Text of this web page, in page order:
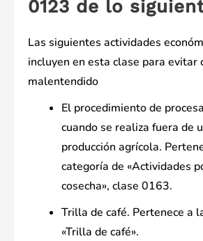
0123 de lo
Las siguientes actividades
incluyen en esta clase para evitar
malentendido
El procedimiento de
cuando se realiza fuera de
producción agrícola.
categoría de «Actividades
cosecha», clase 0163.
Trilla de café. Pertenece a
«Trilla de café».